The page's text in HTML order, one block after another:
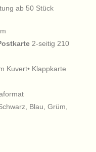
ab 50 Stück
2-seitig 210
Kuvert• Klappkarte
Blau, Grüm,